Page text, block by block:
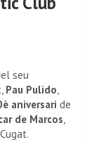
seu
Pau Pulido,
aniversari de
de Marcos,